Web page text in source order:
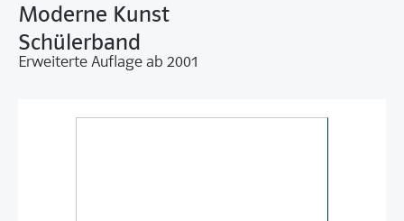
Moderne Kunst
Schülerband
Erweiterte Auflage ab 2001